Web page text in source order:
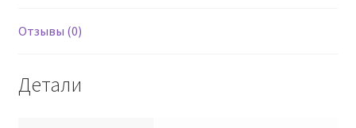
Отзывы (0)
Детали